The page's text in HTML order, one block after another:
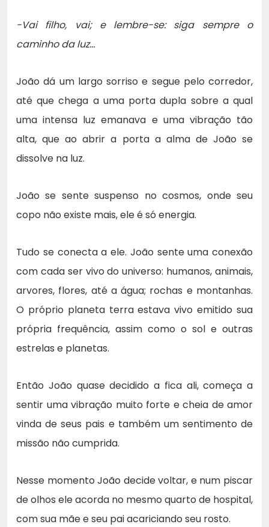
-Vai filho, vai; e lembre-se: siga sempre o
caminho da luz…
João dá um largo sorriso e segue pelo corredor,
até que chega a uma porta dupla sobre a qual
uma intensa luz emanava e uma vibração tão
alta, que ao abrir a porta a alma de João se
dissolve na luz.
João se sente suspenso no cosmos, onde seu
copo não existe mais, ele é só energia.
Tudo se conecta a ele. João sente uma conexão
com cada ser vivo do universo: humanos, animais,
arvores, flores, até a água; rochas e montanhas.
O próprio planeta terra estava vivo emitido sua
própria frequência, assim como o sol e outras
estrelas e planetas.
Então João quase decidido a fica ali, começa a
sentir uma vibração muito forte e cheia de amor
vinda de seus pais e também um sentimento de
missão não cumprida.
Nesse momento João decide voltar, e num piscar
de olhos ele acorda no mesmo quarto de hospital,
com sua mãe e seu pai acariciando seu rosto.